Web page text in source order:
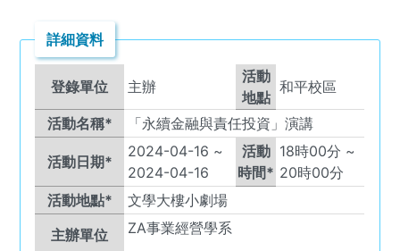
詳細資料
登錄單位 主辦
活動
地點
和平校區
活動名稱* 「永續金融與責任投資」演講
活動日期*
2024-04-16 ~
2024-04-16
活動
時間*
18時00
分 ~
20時00分
活動地點*
文學大樓小劇場
主辦單位
ZA事業經營學系